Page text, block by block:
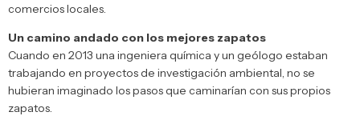
comercios locales.
Un camino andado con los mejores zapatos
Cuando en 2013 una ingeniera química y un geólogo estaban
trabajando en proyectos de investigación ambiental, no se
hubieran imaginado los pasos que caminarían con sus propios
zapatos.